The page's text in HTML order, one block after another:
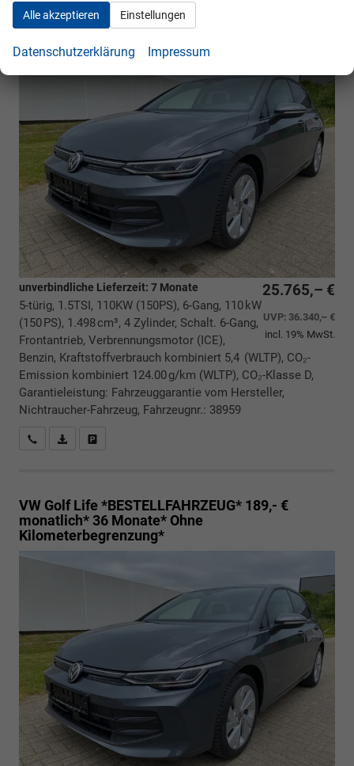
monatlich* 36 Monate* Ohne
Kilometerbegrenzung*
25.765,– €
UVP: 36.340,– €
incl. 19% MwSt.
unverbindliche Lieferzeit: 7 Monate
5-türig, 1.5TSI, 110KW (150PS), 6-Gang, 110 kW
(150 PS), 1.498 cm³, 4 Zylinder, Schalt. 6-Gang,
Frontantrieb, Verbrennungsmotor (ICE),
Benzin, Kraftstoffverbrauch kombiniert 5,4 (WLTP), CO₂-
Emission kombiniert 124.00 g/km (WLTP), CO₂-Klasse D,
Garantieleistung: Fahrzeuggarantie vom Hersteller,
Nichtraucher-Fahrzeug, Fahrzeugnr.: 38959
Rückrufbitte absenden
PDF-Datei, Fahrzeugexposé drucken
VW Golf Life *BESTELLFAHRZEUG* 189,- €
monatlich* 36 Monate* Ohne
Kilometerbegrenzung*
Alle akzeptieren Einstellungen
Datenschutzerklärung Impressum